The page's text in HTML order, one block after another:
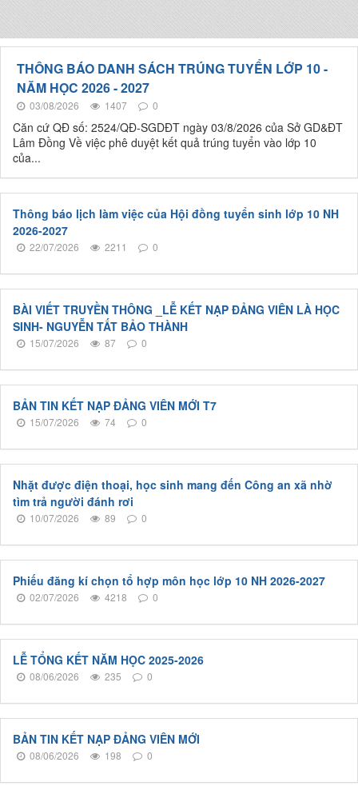
THÔNG BÁO DANH SÁCH TRÚNG TUYỂN LỚP 10 -
NĂM HỌC 2026 - 2027
03/08/2026 1407 0
Căn cứ QĐ số: 2524/QĐ-SGDĐT ngày 03/8/2026 của Sở GD&ĐT
Lâm Đồng Về việc phê duyệt kết quả trúng tuyển vào lớp 10
của...
Thông báo lịch làm việc của Hội đồng tuyển sinh lớp 10 NH
2026-2027
22/07/2026 2211 0
BÀI VIẾT TRUYỀN THÔNG _LỄ KẾT NẠP ĐẢNG VIÊN LÀ HỌC
SINH- NGUYỄN TẤT BẢO THÀNH
15/07/2026 87 0
BẢN TIN KẾT NẠP ĐẢNG VIÊN MỚI T7
15/07/2026 74 0
Nhặt được điện thoại, học sinh mang đến Công an xã nhờ
tìm trả người đánh rơi
10/07/2026 89 0
Phiếu đăng kí chọn tổ hợp môn học lớp 10 NH 2026-2027
02/07/2026 4218 0
LỄ TỔNG KẾT NĂM HỌC 2025-2026
08/06/2026 235 0
BẢN TIN KẾT NẠP ĐẢNG VIÊN MỚI
08/06/2026 198 0